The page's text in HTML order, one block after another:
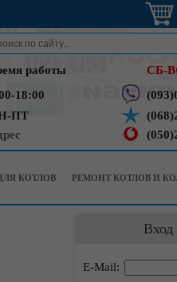
работы
СБ-
18:00
ПТ
КОТЛОВ РЕМОНТ КОТЛОВ И
Вход
E-Mail: